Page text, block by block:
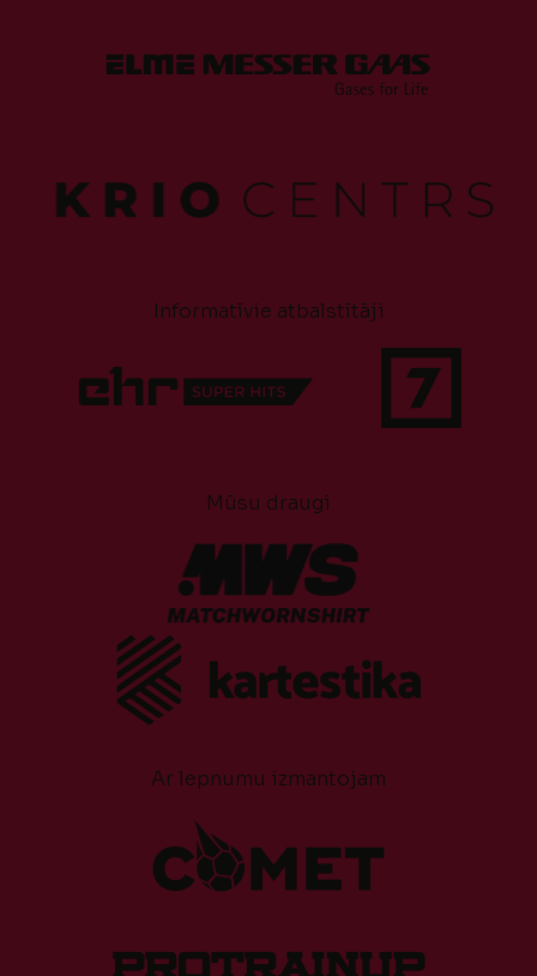
Informatīvie atbalstītāji
Mūsu draugi
Ar lepnumu izmantojam